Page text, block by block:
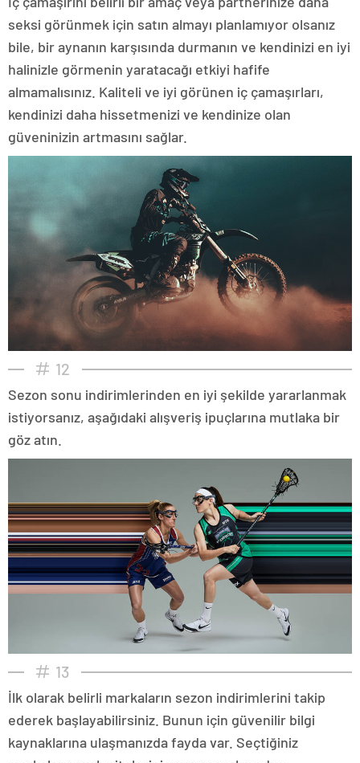
seksi görünmek için satın almayı planlamıyor olsanız
bile, bir aynanın karşısında durmanın ve kendinizi en iyi
halinizle görmenin yaratacağı etkiyi hafife
almamalısınız. Kaliteli ve iyi görünen iç çamaşırları,
kendinizi daha hissetmenizi ve kendinize olan
güveninizin artmasını sağlar.
12
Sezon sonu indirimlerinden en iyi şekilde yararlanmak
istiyorsanız, aşağıdaki alışveriş ipuçlarına mutlaka bir
göz atın.
13
İlk olarak belirli markaların sezon indirimlerini takip
ederek başlayabilirsiniz. Bunun için güvenilir bilgi
kaynaklarına ulaşmanızda fayda var. Seçtiğiniz